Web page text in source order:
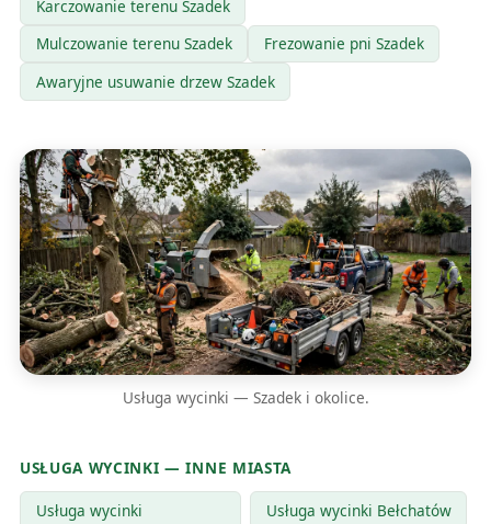
Karczowanie terenu Szadek
Mulczowanie terenu Szadek
Frezowanie pni Szadek
Awaryjne usuwanie drzew Szadek
Usługa wycinki — Szadek i okolice.
USŁUGA WYCINKI — INNE MIASTA
Usługa wycinki
Usługa wycinki Bełchatów